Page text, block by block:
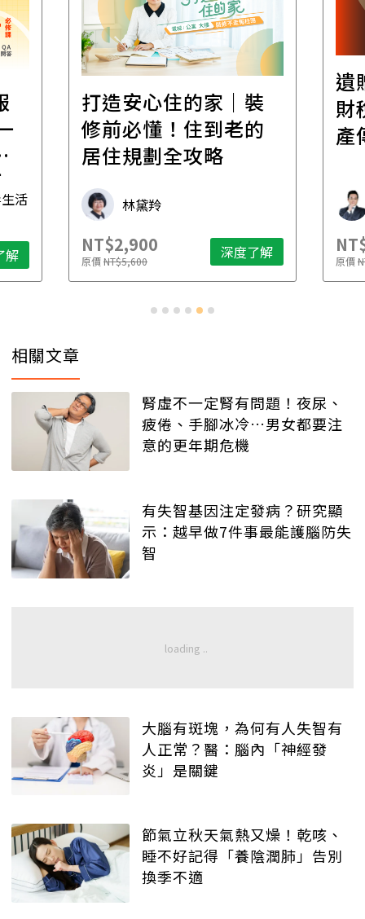
活
解
打造安心住的家｜裝
修前必懂！住到老的
居住規劃全攻略
林黛羚
NT$2,900
原價NT$5,600 深度了解
遺
財
產
原價
相關文章
腎虛不一定腎有問題！夜尿、
疲倦、手腳冰冷…男女都要注
意的更年期危機
有失智基因注定發病？研究顯
示：越早做7件事最能護腦防失
智
大腦有斑塊，為何有人失智有
人正常？醫：腦內「神經發
炎」是關鍵
節氣立秋天氣熱又燥！乾咳、
睡不好記得「養陰潤肺」告別
換季不適